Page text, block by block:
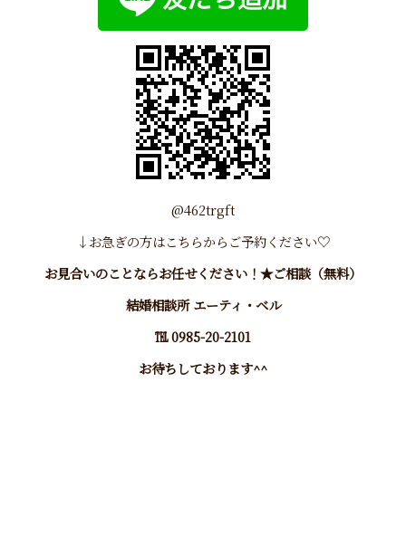
@462trgft
↓お急ぎの方はこちらからご予約ください♡
お見合いのことならお任せください！★ご相談（無料）
結婚相談所 エーティ・ベル
℡ 0985-20-2101
お待ちしております^^